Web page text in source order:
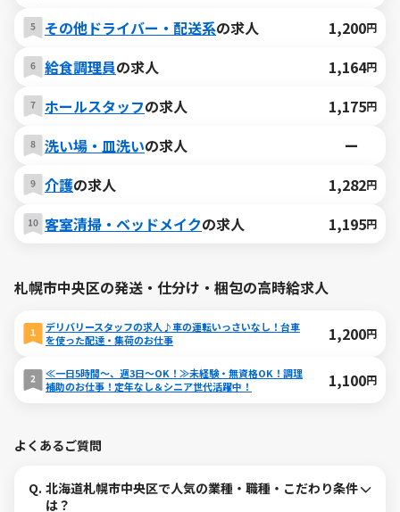
その他ドライバー・配送系の求人 1,200円
給食調理員の求人 1,164円
ホールスタッフの求人 1,175円
洗い場・皿洗いの求人
ー
介護の求人 1,282円
客室清掃・ベッドメイクの求人 1,195円
札幌市中央区の発送・仕分け・梱包の高時給求人
デリバリースタッフの求人♪車の運転いっさいなし！台車
を使った配達・集荷のお仕事
1,200円
≪一日5時間～、週3日～OK！≫未経験・無資格OK！調理
補助のお仕事！定年なし＆シニア世代活躍中！
1,100円
よくあるご質問
Q. 北海道札幌市中央区で人気の業種・職種・こだわり条件
は？